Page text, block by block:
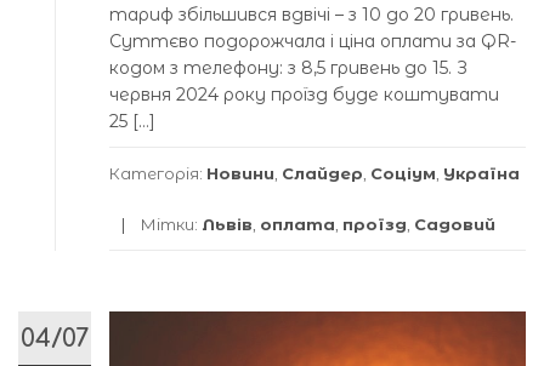
тариф збільшився вдвічі – з 10 до 20 гривень.
Суттєво подорожчала і ціна оплати за QR-
кодом з телефону: з 8,5 гривень до 15. З
червня 2024 року проїзд буде коштувати
25 […]
Категорія: Новини Слайдер Соціум Україна
Мітки: Львів оплата проїзд Садовий
04/07